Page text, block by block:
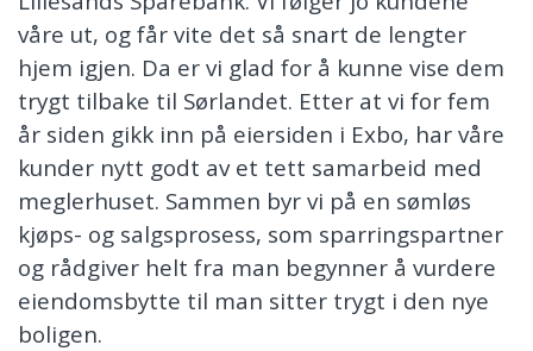
våre ut, og får vite det så snart de lengter
hjem igjen. Da er vi glad for å kunne vise dem
trygt tilbake til Sørlandet. Etter at vi for fem
år siden gikk inn på eiersiden i Exbo, har våre
kunder nytt godt av et tett samarbeid med
meglerhuset. Sammen byr vi på en sømløs
kjøps- og salgsprosess, som sparringspartner
og rådgiver helt fra man begynner å vurdere
eiendomsbytte til man sitter trygt i den nye
boligen.